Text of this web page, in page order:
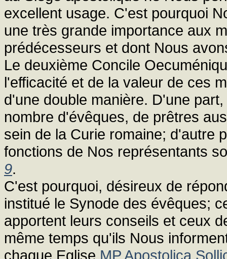
excellent usage. C'est pourquoi
une très grande importance aux
prédécesseurs et dont Nous
Le deuxième Concile
l'efficacité et de la valeur de ces
d'une double manière. D'une
nombre d'évêques, de prêtres
sein de la Curie romaine; d'autre
fonctions de Nos représentants
9.
C'est pourquoi, désireux de
institué le Synode des évêques;
apportent leurs conseils et ceux
même temps qu'ils Nous
chaque Eglise MP Apostolica